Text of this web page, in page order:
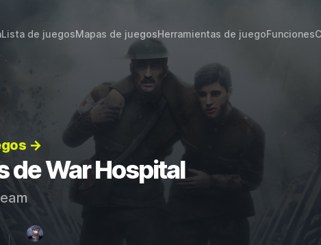
Lista de juegosMapas de juegosHerramientas de juegoFunciones
→
de War Hospital